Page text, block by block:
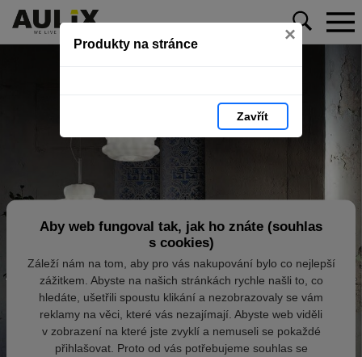
Produkty na stránce ×
Zavřít
Aby web fungoval tak, jak ho znáte (souhlas
s cookies)
Záleží nám na tom, aby pro vás nakupování bylo co nejlepší
zážitkem. Abyste na našich stránkách rychle našli to, co
hledáte, ušetřili spoustu klikání a nezobrazovaly se vám
reklamy na věci, které vás nezajímají. Abyste web viděli
v zobrazení na které jste zvyklí a nemuseli se pokaždé
přihlašovat. Proto od vás potřebujeme souhlas se